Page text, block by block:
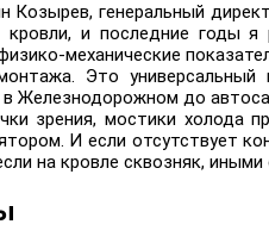
Козырев, генеральный
кровли, и последние годы
механические
Это
Железнодорожном до
зрения, мостики холода
И если отсутствует
на кровле сквозняк,